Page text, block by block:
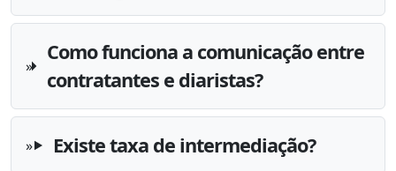
Como funciona a comunicação entre
contratantes e diaristas?
Existe taxa de intermediação?